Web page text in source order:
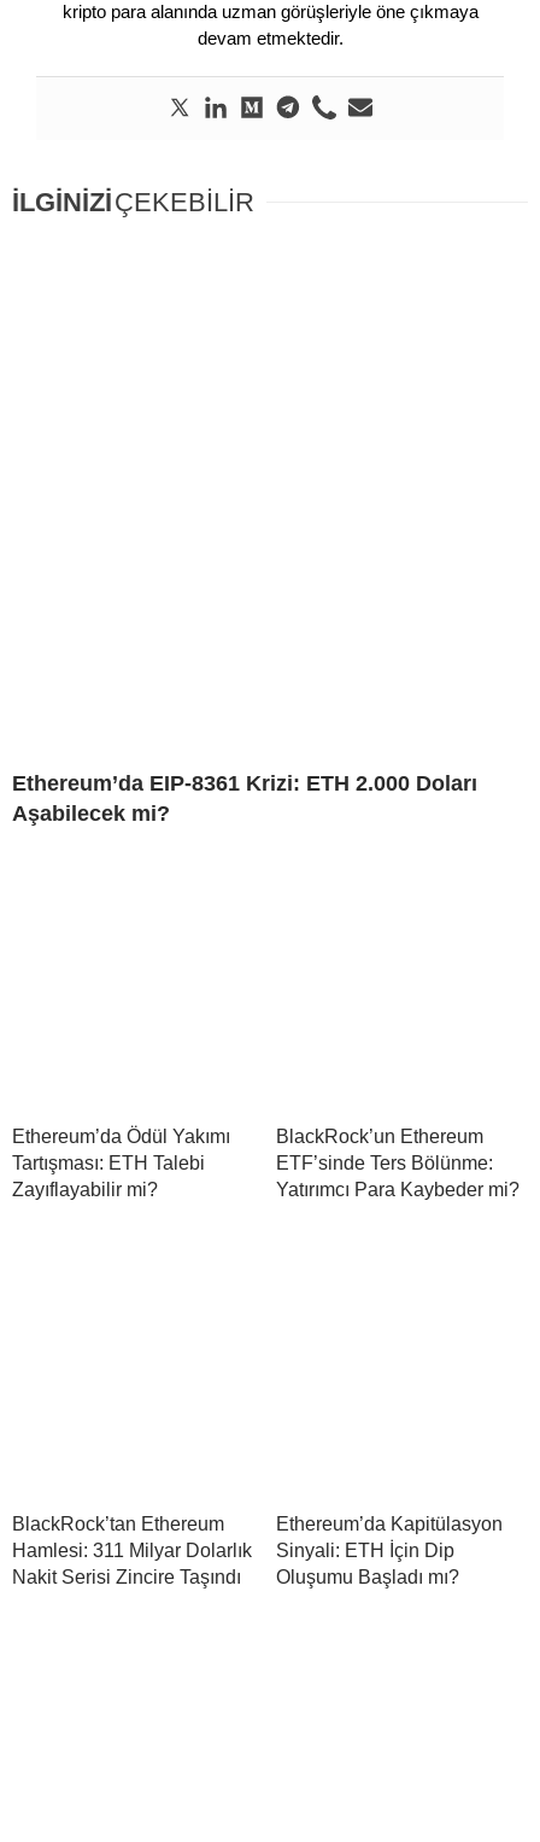
kripto para alanında uzman görüşleriyle öne çıkmaya
devam etmektedir.
İLGİNİZİÇEKEBİLİR
Ethereum’da EIP-8361 Krizi: ETH 2.000 Doları
Aşabilecek mi?
Ethereum’da Ödül Yakımı
Tartışması: ETH Talebi
Zayıflayabilir mi?
BlackRock’un Ethereum
ETF’sinde Ters Bölünme:
Yatırımcı Para Kaybeder mi?
BlackRock’tan Ethereum
Hamlesi: 311 Milyar Dolarlık
Nakit Serisi Zincire Taşındı
Ethereum’da Kapitülasyon
Sinyali: ETH İçin Dip
Oluşumu Başladı mı?